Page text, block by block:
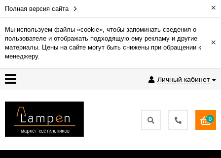
Полная версия сайта ×
Мы используем файлы «cookie», чтобы запоминать сведения о
пользователе и отображать подходящую ему рекламу и другие
материалы. Цены на сайте могут быть снижены при обращении к
менеджеру.
×
Личный кабинет
Гарантия
Доставка
и
Контакты
0